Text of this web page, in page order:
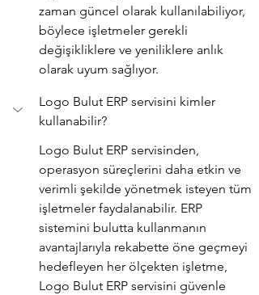
zaman güncel olarak kullanılabiliyor,
böylece işletmeler gerekli
değişikliklere ve yeniliklere anlık
olarak uyum sağlıyor.
Logo Bulut ERP servisini kimler
kullanabilir?
Logo Bulut ERP servisinden,
operasyon süreçlerini daha etkin ve
verimli şekilde yönetmek isteyen tüm
işletmeler faydalanabilir. ERP
sistemini bulutta kullanmanın
avantajlarıyla rekabette öne geçmeyi
hedefleyen her ölçekten işletme,
Logo Bulut ERP servisini güvenle